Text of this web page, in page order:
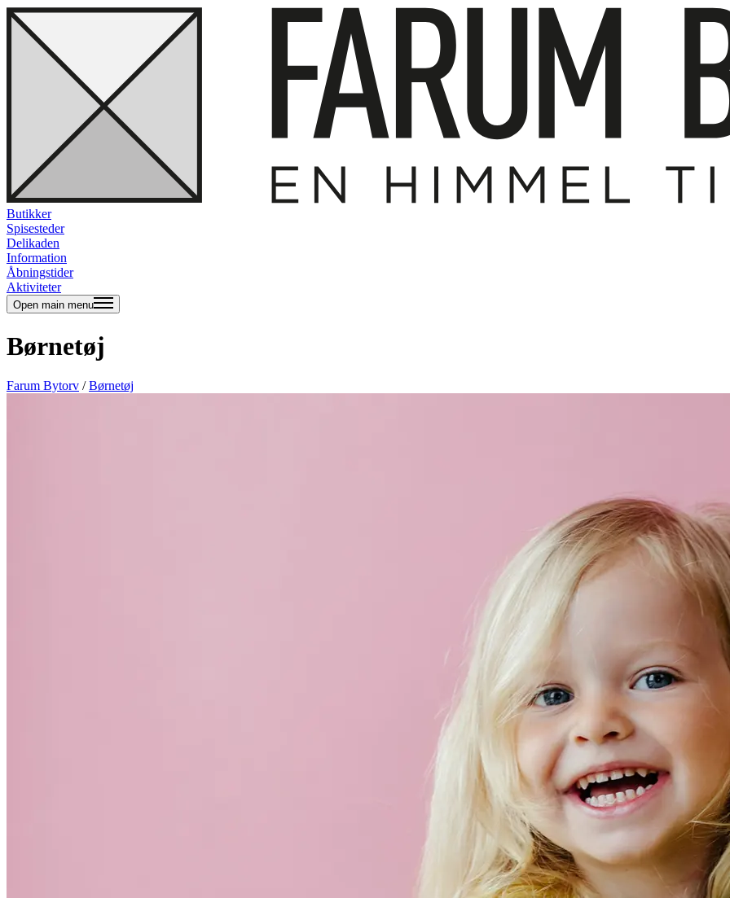
Butikker
Spisesteder
Delikaden
Information
Åbningstider
Aktiviteter
Open main menu
Børnetøj
Farum Bytorv /Børnetøj